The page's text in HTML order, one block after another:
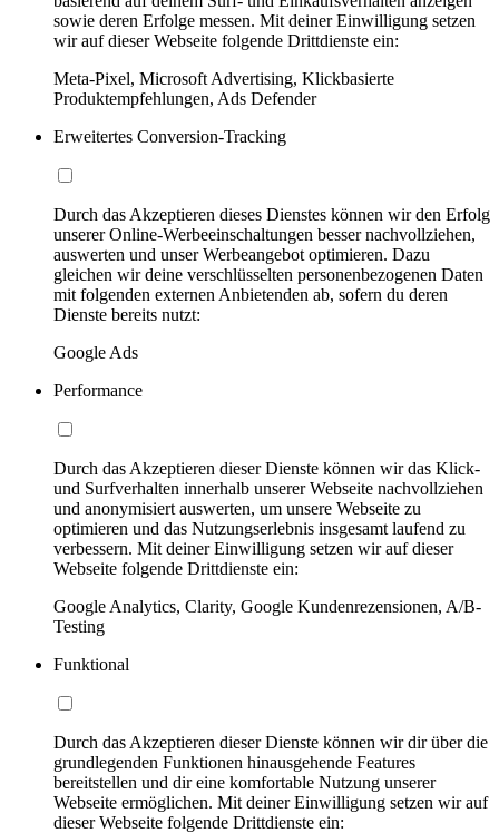
sowie deren Erfolge messen. Mit deiner Einwilligung setzen
wir auf dieser Webseite folgende Drittdienste ein:
Meta-Pixel, Microsoft Advertising, Klickbasierte
Produktempfehlungen, Ads Defender
Erweitertes Conversion-Tracking
Durch das Akzeptieren dieses Dienstes können wir den Erfolg
unserer Online-Werbeeinschaltungen besser nachvollziehen,
auswerten und unser Werbeangebot optimieren. Dazu
gleichen wir deine verschlüsselten personenbezogenen Daten
mit folgenden externen Anbietenden ab, sofern du deren
Dienste bereits nutzt:
Google Ads
Performance
Durch das Akzeptieren dieser Dienste können wir das Klick-
und Surfverhalten innerhalb unserer Webseite nachvollziehen
und anonymisiert auswerten, um unsere Webseite zu
optimieren und das Nutzungserlebnis insgesamt laufend zu
verbessern. Mit deiner Einwilligung setzen wir auf dieser
Webseite folgende Drittdienste ein:
Google Analytics, Clarity, Google Kundenrezensionen, A/B-
Testing
Funktional
Durch das Akzeptieren dieser Dienste können wir dir über die
grundlegenden Funktionen hinausgehende Features
bereitstellen und dir eine komfortable Nutzung unserer
Webseite ermöglichen. Mit deiner Einwilligung setzen wir auf
dieser Webseite folgende Drittdienste ein: